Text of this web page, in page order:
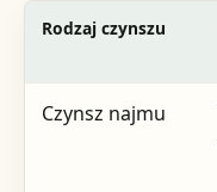
Rodzaj czynszu
Czynsz najmu